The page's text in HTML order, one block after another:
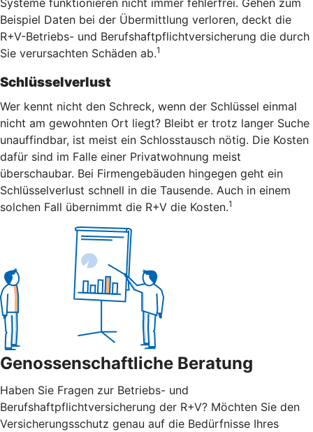
Beispiel Daten bei der Übermittlung verloren, deckt die
R+V-Betriebs- und Berufshaftpflichtversicherung die durch
Sie verursachten Schäden ab.1
Schlüsselverlust
Wer kennt nicht den Schreck, wenn der Schlüssel einmal
nicht am gewohnten Ort liegt? Bleibt er trotz langer Suche
unauffindbar, ist meist ein Schlosstausch nötig. Die Kosten
dafür sind im Falle einer Privatwohnung meist
überschaubar. Bei Firmengebäuden hingegen geht ein
Schlüsselverlust schnell in die Tausende. Auch in einem
solchen Fall übernimmt die R+V die Kosten.1
Genossenschaftliche Beratung
Haben Sie Fragen zur Betriebs- und
Berufshaftpflichtversicherung der R+V? Möchten Sie den
Versicherungsschutz genau auf die Bedürfnisse Ihres